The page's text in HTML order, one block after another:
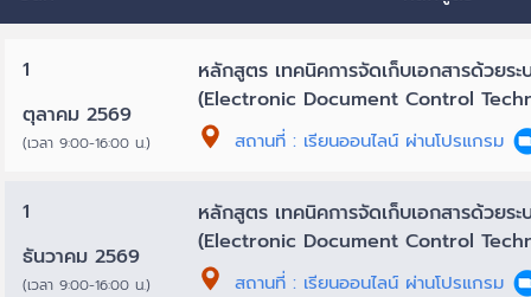
1
ตุลาคม 2569
(เวลา 9:00-16:00 น.)
หลักสูตร เทคนิคการจัดเก็บเอกสารด้วยร
(Electronic Document Control
สถานที่ : เรียนออนไลน์ ผ่านโปรแกรม
1
ธันวาคม 2569
(เวลา 9:00-16:00 น.)
หลักสูตร เทคนิคการจัดเก็บเอกสารด้วยร
(Electronic Document Control
สถานที่ : เรียนออนไลน์ ผ่านโปรแกรม